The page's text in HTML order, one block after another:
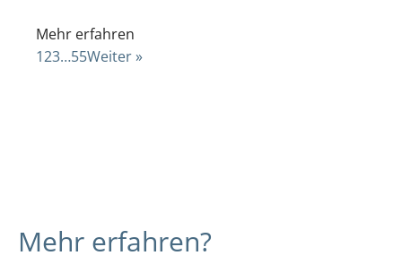
Mehr erfahren
123…55Weiter »
Mehr erfahren?